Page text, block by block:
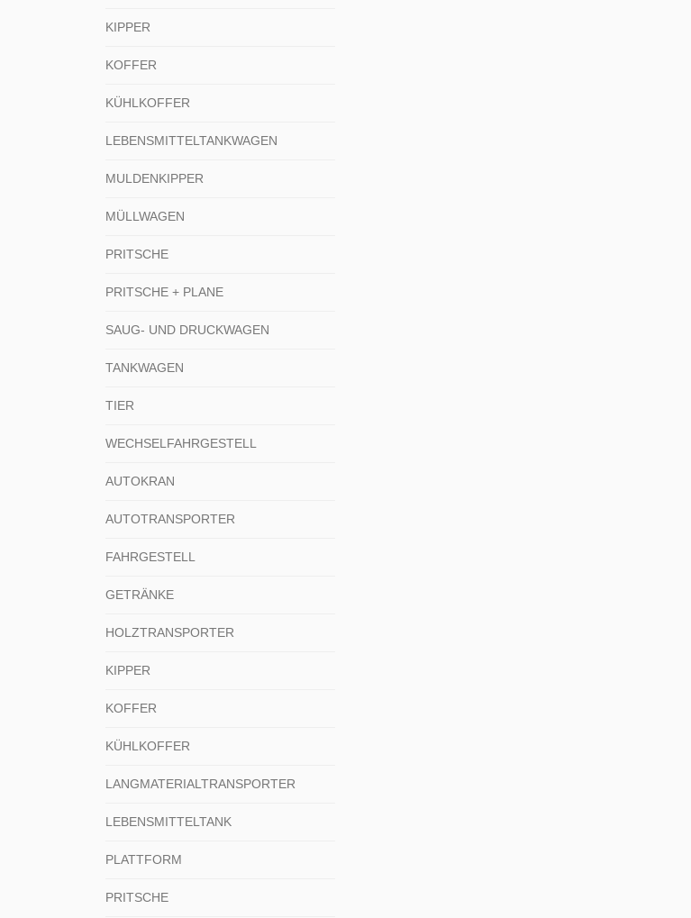
KIPPER
KOFFER
KÜHLKOFFER
LEBENSMITTELTANKWAGEN
MULDENKIPPER
MÜLLWAGEN
PRITSCHE
PRITSCHE + PLANE
SAUG- UND DRUCKWAGEN
TANKWAGEN
TIER
WECHSELFAHRGESTELL
AUTOKRAN
AUTOTRANSPORTER
FAHRGESTELL
GETRÄNKE
HOLZTRANSPORTER
KIPPER
KOFFER
KÜHLKOFFER
LANGMATERIALTRANSPORTER
LEBENSMITTELTANK
PLATTFORM
PRITSCHE